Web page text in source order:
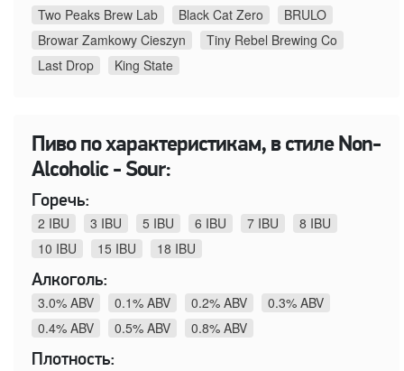
Two Peaks Brew Lab
Black Cat Zero
BRULO
Browar Zamkowy Cieszyn
Tiny Rebel Brewing Co
Last Drop
King State
Пиво по характеристикам, в стиле Non-
Alcoholic - Sour:
Горечь:
2 IBU
3 IBU 5 IBU 6 IBU 7 IBU
8 IBU
10 IBU
15 IBU
18 IBU
Алкоголь:
3.0% ABV
0.1% ABV 0.2% ABV
0.3% ABV
0.4% ABV
0.5% ABV
0.8% ABV
Плотность: